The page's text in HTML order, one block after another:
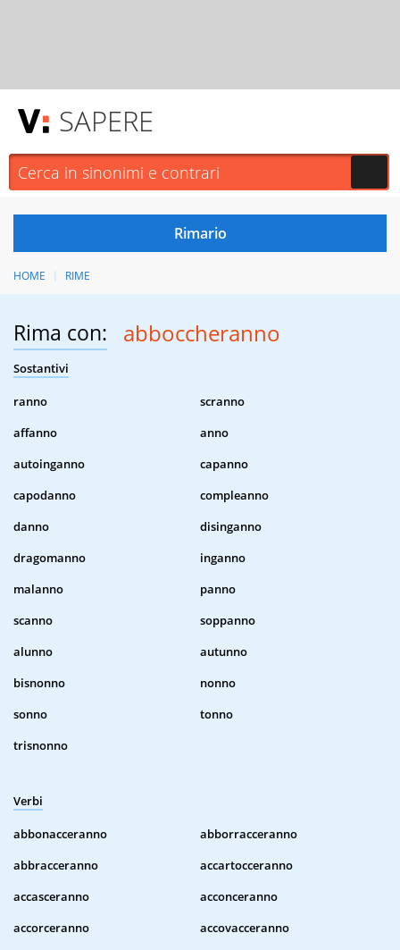
SAPERE
HOME RIME
Rima con: abboccheranno
Sostantivi
ranno
scranno
affanno
anno
autoinganno
capanno
capodanno
compleanno
danno
disinganno
dragomanno
inganno
malanno
panno
scanno
soppanno
alunno
autunno
bisnonno
nonno
sonno
tonno
trisnonno
Verbi
abbonacceranno
abborracceranno
abbracceranno
accartocceranno
accasceranno
acconceranno
accorceranno
accovacceranno